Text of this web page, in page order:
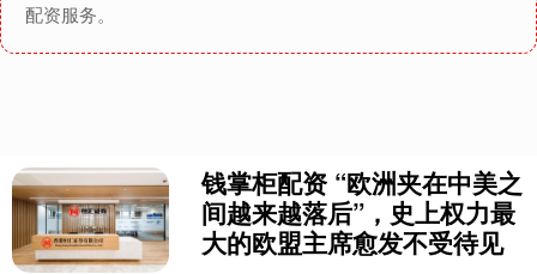
配资服务。
钱掌柜配资 “欧洲夹在中美之
间越来越落后”，史上权力最
大的欧盟主席愈发不受待见